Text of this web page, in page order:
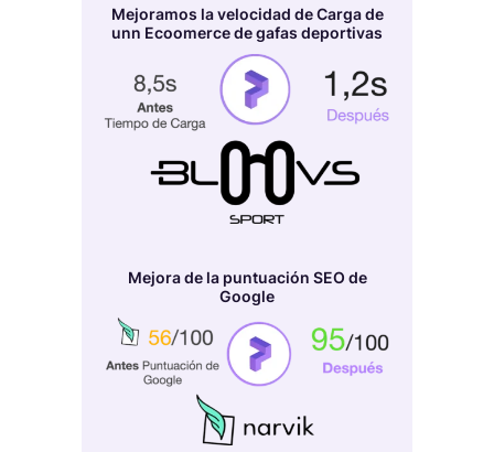
Mejoramos la velocidad de Carga de
unn Ecoomerce de gafas deportivas
Mejora de la puntuación SEO de
Google